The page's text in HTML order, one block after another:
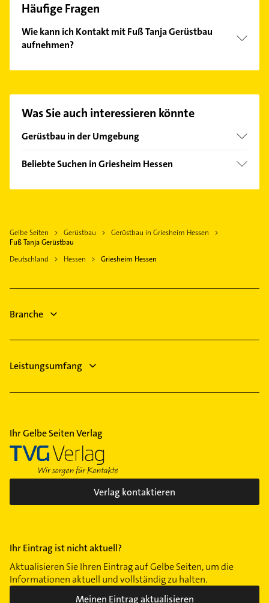
Häufige Fragen
Wie kann ich Kontakt mit Fuß Tanja Gerüstbau
aufnehmen?
finden Sie alleKontaktdaten.
Was Sie auch interessieren könnte
Gerüstbau in der Umgebung
Riedstadt
Groß-Gerau
Ober-Ramstadt
Rüsselsheim am Main
Groß-Zimmern
Dreieich
Beliebte Suchen in Griesheim Hessen
Physiotherapie
Rechtsanwalt
Lüftungsanlagen
Heizungsbauer
Gelbe Seiten Gerüstbau
Gerüstbau in Griesheim Hessen
Fuß Tanja Gerüstbau
Deutschland
Hessen Griesheim Hessen
Branche
Leistungsumfang
Ihr Gelbe Seiten Verlag
Verlag kontaktieren
Ihr Eintrag ist nicht aktuell?
Aktualisieren Sie Ihren Eintrag auf Gelbe Seiten, um die
Informationen aktuell und vollständig zu halten.
Meinen Eintrag aktualisieren